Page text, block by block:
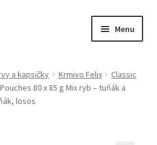
Menu
a kapsičky Krmivo Felix
Classic
80 x 85 g Mix ryb – tuňák a
losos